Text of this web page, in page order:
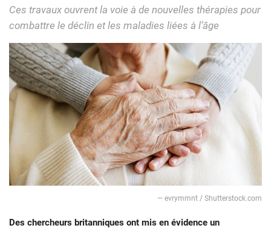
Ces travaux ouvrent la voie à de nouvelles thérapies pour
combattre le déclin et les maladies liées à l’âge
— evrymmnt / Shutterstock.com
Des chercheurs britanniques ont mis en évidence un